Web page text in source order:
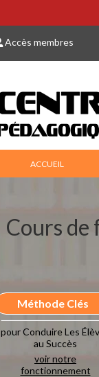
Accès membres
ACCUEIL
Cours de
Méthode Clés
pour Conduire Les
au Succès
voir notre
fonctionnement